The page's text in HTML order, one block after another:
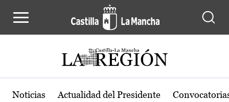
Noticias Actualidad del Presidente